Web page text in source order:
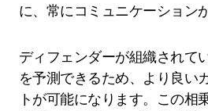
に、常にコミュニケーション
ディフェンダーが組織されて
を予測できるため、より良い
トが可能になります。この相